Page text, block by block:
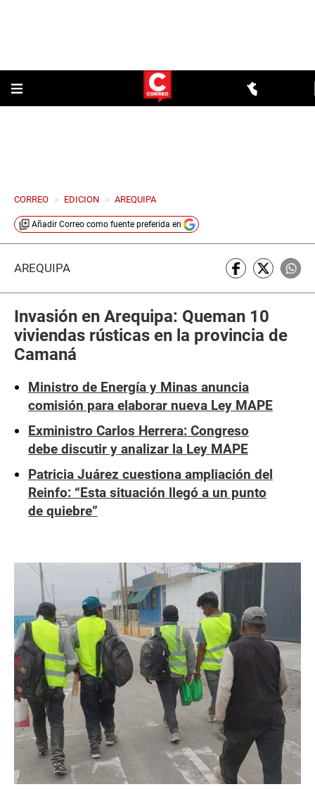
CORREO > EDICION > AREQUIPA
Añadir Correo como fuente preferida en
AREQUIPA
Invasión en Arequipa: Queman 10
viviendas rústicas en la provincia de
Camaná
Ministro de Energía y Minas anuncia
comisión para elaborar nueva Ley MAPE
Exministro Carlos Herrera: Congreso
debe discutir y analizar la Ley MAPE
Patricia Juárez cuestiona ampliación del
Reinfo: “Esta situación llegó a un punto
de quiebre”